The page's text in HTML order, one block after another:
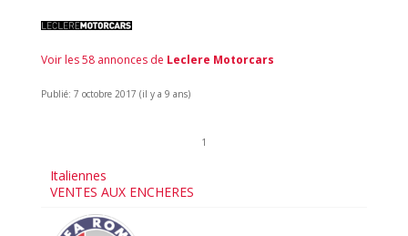
Voir les 58 annonces de Leclere Motorcars
Publié: 7 octobre 2017 (il y a 9 ans)
1
Italiennes
VENTES AUX ENCHERES